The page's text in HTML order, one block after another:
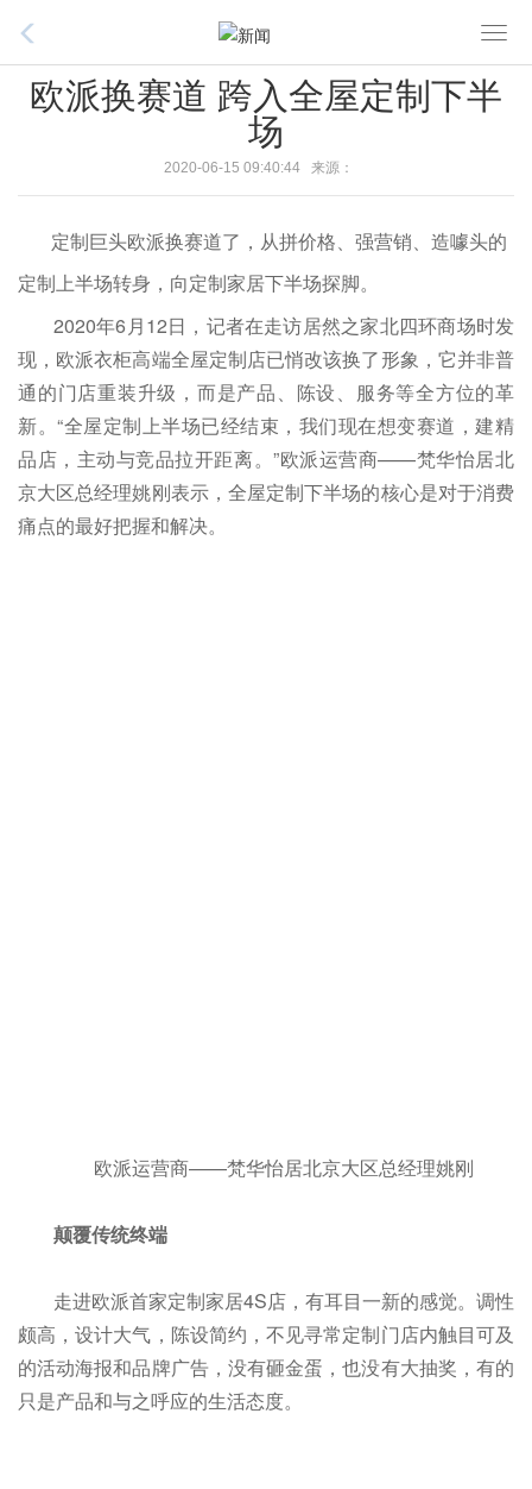
o
g
a
t
i
o
n
欧派换赛道 跨入全屋定制下半
场
2020-06-15 09:40:44 来源：
定制巨头欧派换赛道了，从拼价格、强营销、造噱头的
定制上半场转身，向定制家居下半场探脚。
2020年6月12日，记者在走访居然之家北四环商场时发
现，欧派衣柜高端全屋定制店已悄改该换了形象，它并非普
通的门店重装升级，而是产品、陈设、服务等全方位的革
新。“全屋定制上半场已经结束，我们现在想变赛道，建精
品店，主动与竞品拉开距离。”欧派运营商——梵华怡居北
京大区总经理姚刚表示，全屋定制下半场的核心是对于消费
痛点的最好把握和解决。
欧派运营商——梵华怡居北京大区总经理姚刚
颠覆传统终端
走进欧派首家定制家居4S店，有耳目一新的感觉。调性
颇高，设计大气，陈设简约，不见寻常定制门店内触目可及
的活动海报和品牌广告，没有砸金蛋，也没有大抽奖，有的
只是产品和与之呼应的生活态度。